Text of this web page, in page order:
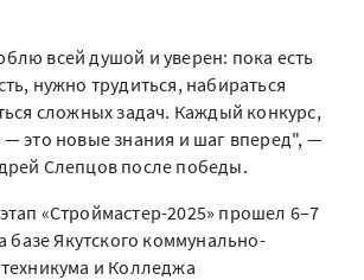
всей душой и уверен: пока есть
нужно трудиться, набираться
сложных задач. Каждый конкурс,
это новые знания и шаг вперед", —
Слепцов после победы.
«Строймастер-2025» прошел 6–7
базе Якутского коммунально-
и Колледжа